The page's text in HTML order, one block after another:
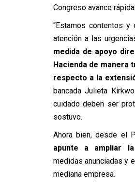
Congreso avance
“Estamos contentos
atención a las
medida de apoyo
Hacienda de manera
respecto a la
bancada Julieta
cuidado deben ser
sostuvo.
Ahora bien, desde el
apunte a ampliar
medidas anunciadas y
mediana empresa.